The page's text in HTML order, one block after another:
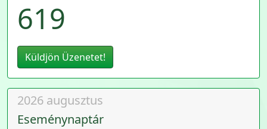
619
Küldjön Üzenetet!
2026 augusztus
Eseménynaptár